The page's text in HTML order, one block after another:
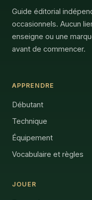
Guide éditorial
occasionnels. Aucun
enseigne ou une
avant de commencer.
APPRENDRE
Débutant
Technique
Équipement
Vocabulaire et règles
JOUER